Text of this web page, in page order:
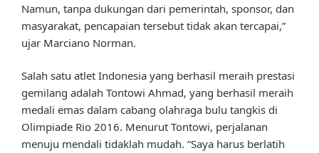
Namun, tanpa dukungan dari pemerintah, sponsor, dan
masyarakat, pencapaian tersebut tidak akan tercapai,”
ujar Marciano Norman.
Salah satu atlet Indonesia yang berhasil meraih prestasi
gemilang adalah Tontowi Ahmad, yang berhasil meraih
medali emas dalam cabang olahraga bulu tangkis di
Olimpiade Rio 2016. Menurut Tontowi, perjalanan
menuju mendali tidaklah mudah. “Saya harus berlatih